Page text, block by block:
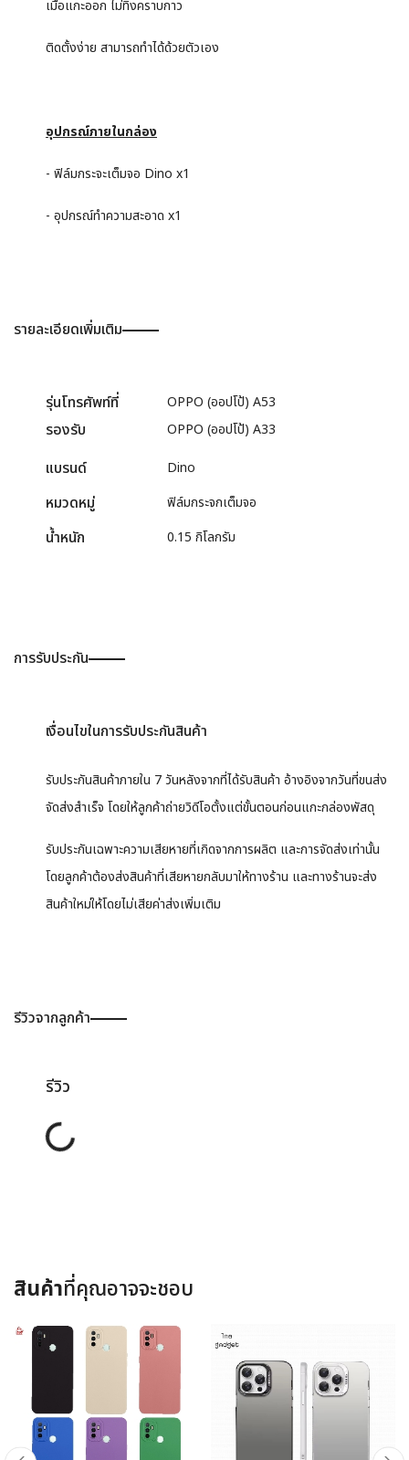
เมื่อแกะออก ไม่ทิ้งคราบกาว
ติดตั้งง่าย สามารถทำได้ด้วยตัวเอง
อุปกรณ์ภายในกล่อง
- ฟิล์มกระจะเต็มจอ Dino x1
- อุปกรณ์ทำความสะอาด x1
รายละเอียดเพิ่มเติม
รุ่นโทรศัพท์ที่
รองรับ
OPPO (ออปโป้) A53
OPPO (ออปโป้) A33
แบรนด์ Dino
หมวดหมู่ ฟิล์มกระจกเต็มจอ
น้ำหนัก 0.15 กิโลกรัม
การรับประกัน
เงื่อนไขในการรับประกันสินค้า
รับประกันสินค้าภายใน 7 วันหลังจากที่ได้รับสินค้า อ้างอิงจากวันที่ขนส่ง
จัดส่งสำเร็จ โดยให้ลูกค้าถ่ายวิดีโอตั้งแต่ขั้นตอนก่อนแกะกล่องพัสดุ
รับประกันเฉพาะความเสียหายที่เกิดจากการผลิต และการจัดส่งเท่านั้น
โดยลูกค้าต้องส่งสินค้าที่เสียหายกลับมาให้ทางร้าน และทางร้านจะส่ง
สินค้าใหม่ให้โดยไม่เสียค่าส่งเพิ่มเติม
รีวิวจากลูกค้า
รีวิว
Loading...
สินค้าที่คุณอาจจะชอบ